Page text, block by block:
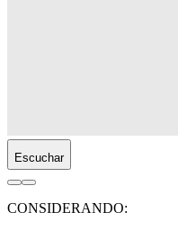
Escuchar
CONSIDERANDO: